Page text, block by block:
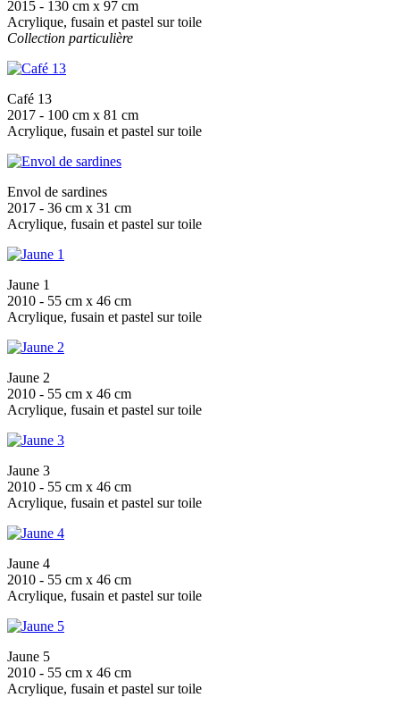
2015 - 130 cm x 97 cm
Acrylique, fusain et pastel sur toile
Collection particulière
Café 13
2017 - 100 cm x 81 cm
Acrylique, fusain et pastel sur toile
Envol de sardines
2017 - 36 cm x 31 cm
Acrylique, fusain et pastel sur toile
Jaune 1
2010 - 55 cm x 46 cm
Acrylique, fusain et pastel sur toile
Jaune 2
2010 - 55 cm x 46 cm
Acrylique, fusain et pastel sur toile
Jaune 3
2010 - 55 cm x 46 cm
Acrylique, fusain et pastel sur toile
Jaune 4
2010 - 55 cm x 46 cm
Acrylique, fusain et pastel sur toile
Jaune 5
2010 - 55 cm x 46 cm
Acrylique, fusain et pastel sur toile